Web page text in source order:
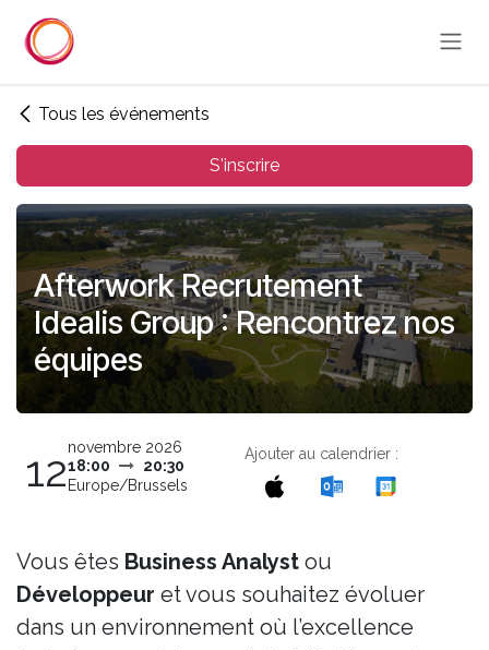
Tous les événements
S'inscrire
Afterwork Recrutement
Idealis Group : Rencontrez nos
équipes
12novembre 2026
18:00
20:30
Europe/Brussels
Ajouter au calendrier :
Vous êtes Business Analyst ou
Développeur et vous souhaitez évoluer
dans un environnement où l’excellence